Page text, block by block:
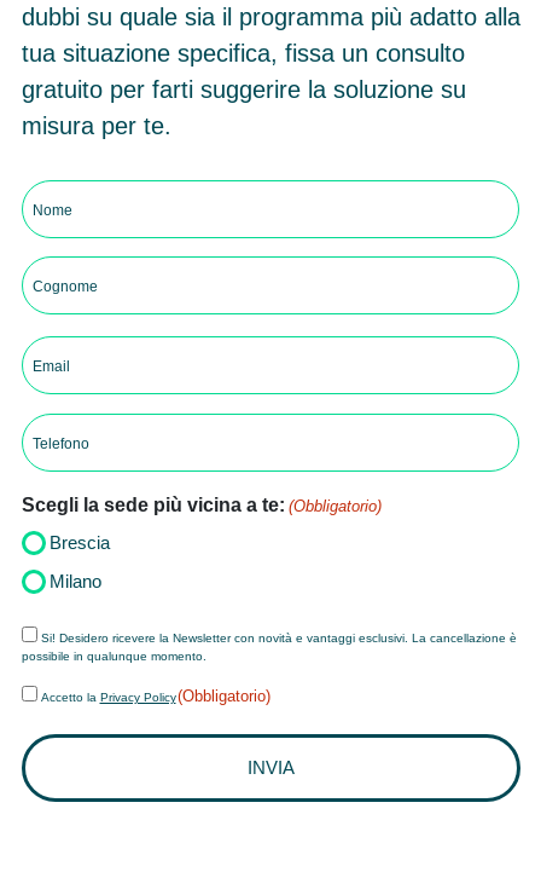
dubbi su quale sia il programma più adatto alla
tua situazione specifica, fissa un consulto
gratuito per farti suggerire la soluzione su
misura per te.
Nome
e
(Obbligatorio)
Nome
Cognome
Email
(Obbligatorio)
Telefono
(Obbligatorio)
Scegli la sede più vicina a te: (Obbligatorio)
Brescia
Milano
Newsletter
Si! Desidero ricevere la Newsletter con novità e vantaggi esclusivi. La cancellazione è
possibile in qualunque momento.
Accetto
Privacy
Policy
Accetto la Privacy Policy(Obbligatorio)